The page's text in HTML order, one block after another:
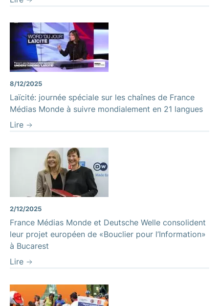
8/12/2025
Laïcité: journée spéciale sur les chaînes de France
Médias Monde à suivre mondialement en 21 langues
Lire
2/12/2025
France Médias Monde et Deutsche Welle consolident
leur projet européen de «Bouclier pour l’Information»
à Bucarest
Lire